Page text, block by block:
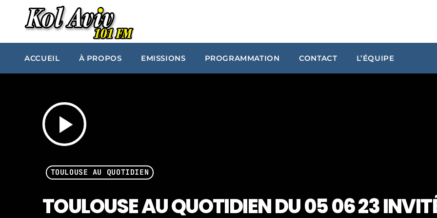
ACCUEIL À PROPOS EMISSIONS PROGRAMMATION CONTACT L’ÉQUIPE
ARCHIVES
UPCOMING SHOWS
play_arrow
TOULOUSE AU QUOTIDIEN
TOULOUSE AU QUOTIDIEN DU 05 06 23